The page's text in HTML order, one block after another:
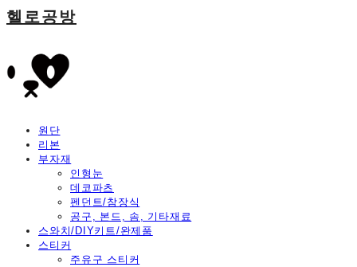
헬로공방
원단
리본
부자재
인형눈
데코파츠
펜던트/참장식
공구, 본드, 솜, 기타재료
스와치/DIY키트/완제품
스티커
주유구 스티커